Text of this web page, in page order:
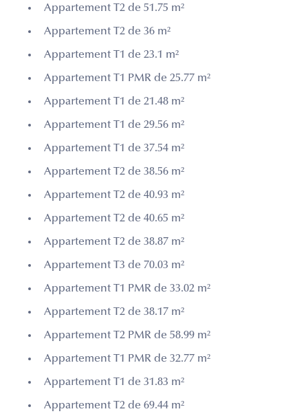
Appartement T2 de 51.75 m²
Appartement T2 de 36 m²
Appartement T1 de 23.1 m²
Appartement T1 PMR de 25.77 m²
Appartement T1 de 21.48 m²
Appartement T1 de 29.56 m²
Appartement T1 de 37.54 m²
Appartement T2 de 38.56 m²
Appartement T2 de 40.93 m²
Appartement T2 de 40.65 m²
Appartement T2 de 38.87 m²
Appartement T3 de 70.03 m²
Appartement T1 PMR de 33.02 m²
Appartement T2 de 38.17 m²
Appartement T2 PMR de 58.99 m²
Appartement T1 PMR de 32.77 m²
Appartement T1 de 31.83 m²
Appartement T2 de 69.44 m²